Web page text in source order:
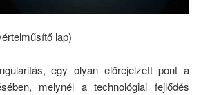
lap)
egy olyan előrejelzett pont a
melynél a technológiai fejlődés